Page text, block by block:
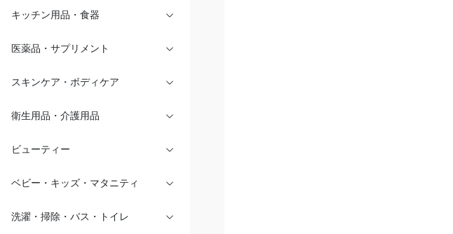
キッチン用品・食器
医薬品・サプリメント
スキンケア・ボディケア
衛生用品・介護用品
ビューティー
ベビー・キッズ・マタニティ
洗濯・掃除・バス・トイレ